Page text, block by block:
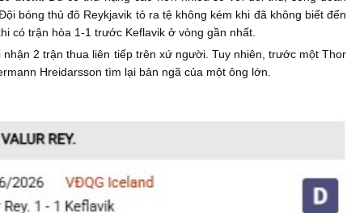
bóng thủ đô Reykjavik tỏ ra tệ không kém khi đã không biết đến
có trận hòa 1-1 trước Keflavik ở vòng gần nhất.
2 trận thua liên tiếp trên xứ người. Tuy nhiên, trước một Thor
Hreidarsson tìm lại bản ngã của một ông lớn.